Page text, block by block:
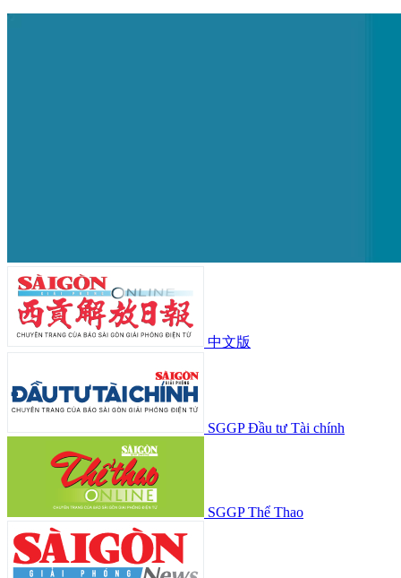
中文版
SGGP Đầu tư Tài chính
SGGP Thể Thao